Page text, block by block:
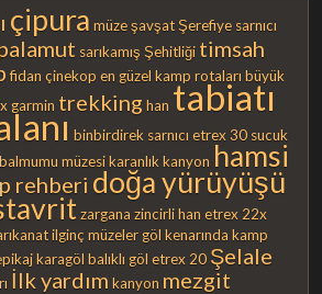
çipura müze şavşat Şerefiye sarnıcı
sarıkamış Şehitliği timsah
fidan çinekop en güzel kamp rotaları büyük
garmin trekking han tabiatı
binbirdirek sarnıcı etrex 30 sucuk
balmumu müzesi karanlık kanyon hamsi
rehberi doğa yürüyüşü
zargana zincirli han etrex 22x
ilginç müzeler göl kenarında kamp
karagöl balıklı göl etrex 20 Şelale
İlk yardım kanyon mezgit